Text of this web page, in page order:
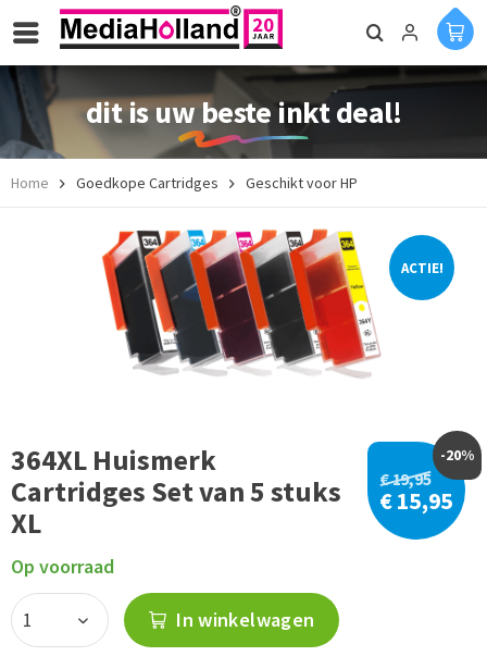
dit is uw beste inkt deal!
Home Goedkope Cartridges Geschikt voor HP
ACTIE!
364XL Huismerk
Cartridges Set van 5 stuks
XL
€ 19,95
-20%
€ 15,95
Op voorraad
In winkelwagen